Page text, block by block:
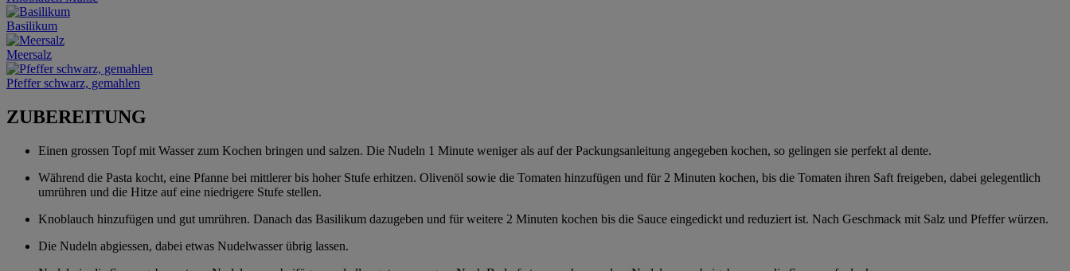
Basilikum
Meersalz
Pfeffer schwarz, gemahlen
ZUBEREITUNG
Einen grossen Topf mit Wasser zum Kochen bringen und salzen. Die Nudeln 1 Minute weniger als auf der Packungsanleitung angegeben kochen, so gelingen sie perfekt al dente.
Während die Pasta kocht, eine Pfanne bei mittlerer bis hoher Stufe erhitzen. Olivenöl sowie die Tomaten hinzufügen und für 2 Minuten kochen, bis die Tomaten ihren Saft freigeben, dabei gelegentlich
umrühren und die Hitze auf eine niedrigere Stufe stellen.
Knoblauch hinzufügen und gut umrühren. Danach das Basilikum dazugeben und für weitere 2 Minuten kochen bis die Sauce eingedickt und reduziert ist. Nach Geschmack mit Salz und Pfeffer würzen.
Die Nudeln abgiessen, dabei etwas Nudelwasser übrig lassen.